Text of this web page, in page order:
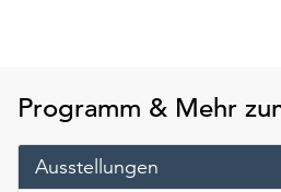
Sie
verwendeten
Cookies
Programm & Mehr
Ausstellungen